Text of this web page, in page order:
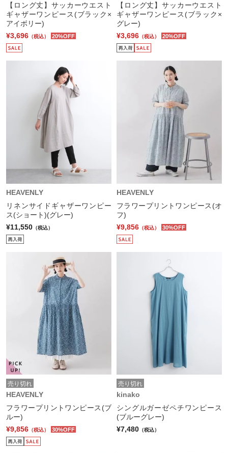
【ロング丈】サッカーウエスト
ギャザーワンピース(ブラック×
アイボリー)
¥3,696 （税込） 20%OFF
【ロング丈】サッカーウエスト
ギャザーワンピース(ブラック×
グレー)
¥3,696 （税込） 20%OFF
HEAVENLY
リネンサイドギャザーワンピー
ス(ショート)(グレー)
¥11,550 （税込）
HEAVENLY
フラワープリントワンピース(オ
フ)
¥9,856 （税込） 30%OFF
売り切れ
HEAVENLY
フラワープリントワンピース(ブ
ルー)
¥9,856 （税込） 30%OFF
売り切れ
kinako
シングルガーゼペチワンピース
(ブルーグレー)
¥7,480 （税込）